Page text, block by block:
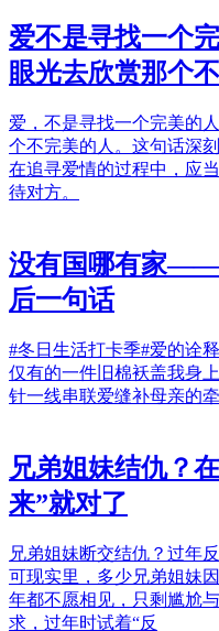
爱不是寻找一个
眼光去欣赏那个
爱，不是寻找一个完美的
个不完美的人。这句话深
在追寻爱情的过程中，应
待对方。
没有国哪有家——
后一句话
#冬日生活打卡季#爱的诠
仅有的一件旧棉袄盖我身
针一线串联爱缝补母亲的
兄弟姐妹结仇？
来”就对了
兄弟姐妹断交结仇？过年
可现实里，多少兄弟姐妹
年都不愿相见，只剩尴尬
求，过年时试着“反